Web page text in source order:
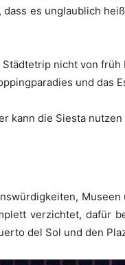
es unglaublich
nicht von
und das
kann die Siesta
verzichtet, dafür
del Sol und den